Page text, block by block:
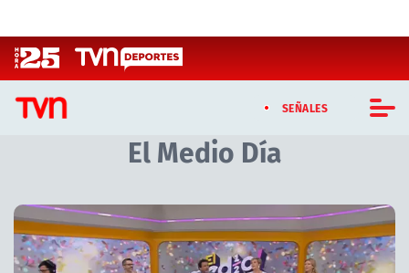
SEÑALES
CASTING MASTERCHEF CHILE
CASTING TVN VERTICAL
TVN VERTICAL
El Medio Día
Artículos relacionados con El Medio Día